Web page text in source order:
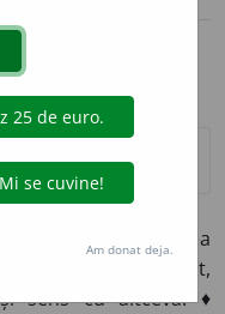
(Adesea
același efect,
sens cu altceva. ♦
Am donat deja.